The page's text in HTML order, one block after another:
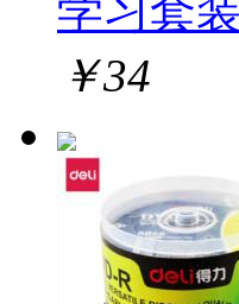
学习套
￥34